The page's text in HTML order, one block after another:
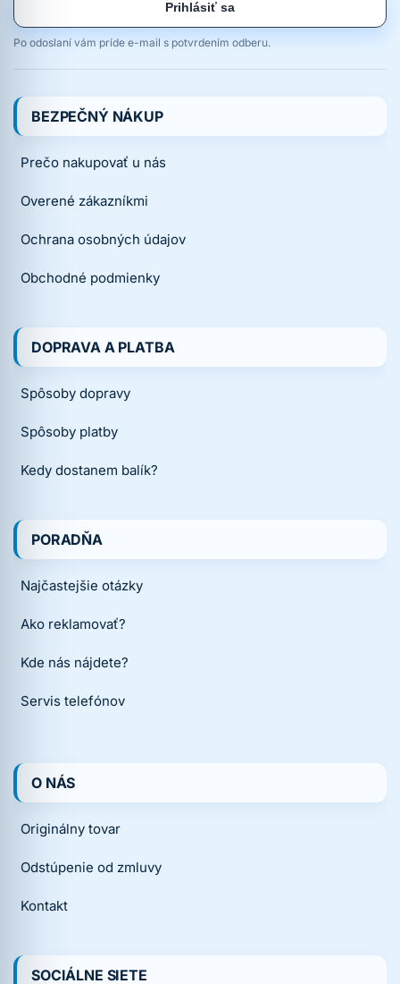
Prihlásiť sa
Po odoslaní vám príde e-mail s potvrdením odberu.
BEZPEČNÝ NÁKUP
Prečo nakupovať u nás
Overené zákazníkmi
Ochrana osobných údajov
Obchodné podmienky
DOPRAVA A PLATBA
Spôsoby dopravy
Spôsoby platby
Kedy dostanem balík?
PORADŇA
Najčastejšie otázky
Ako reklamovať?
Kde nás nájdete?
Servis telefónov
O NÁS
Originálny tovar
Odstúpenie od zmluvy
Kontakt
SOCIÁLNE SIETE